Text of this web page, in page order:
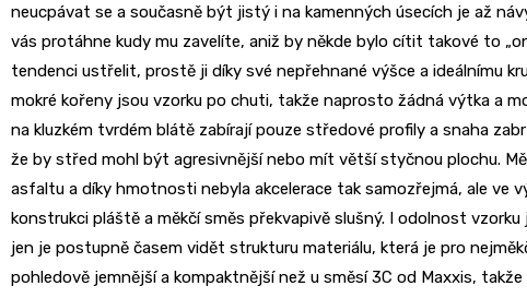
neucpávat se a současně být jistý i na kamenných úsecích je až
vás protáhne kudy mu zavelíte, aniž by někde bylo cítit takové to
tendenci ustřelit, prostě ji díky své nepřehnané výšce a ideálnímu
mokré kořeny jsou vzorku po chuti, takže naprosto žádná výtka a
na kluzkém tvrdém blátě zabírají pouze středové profily a snaha
že by střed mohl být agresivnější nebo mít větší styčnou plochu.
asfaltu a díky hmotnosti nebyla akcelerace tak samozřejmá, ale ve
konstrukci pláště a měkčí směs překvapivě slušný. I odolnost
jen je postupně časem vidět strukturu materiálu, která je pro
pohledově jemnější a kompaktnější než u směsí 3C od Maxxis,